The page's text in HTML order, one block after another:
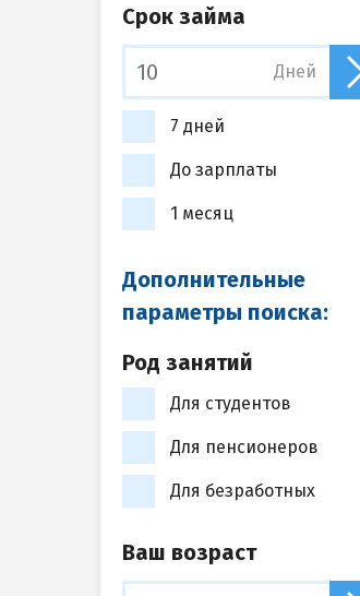
Срок займа
Дней
7 дней
До зарплаты
1 месяц
Дополнительные
параметры поиска:
Род занятий
Для студентов
Для пенсионеров
Для безработных
Ваш возраст